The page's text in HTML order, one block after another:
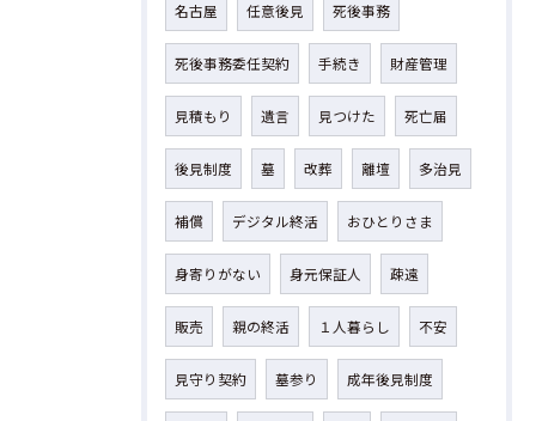
名古屋 任意後見 死後事務
死後事務委任契約 手続き 財産管理
見積もり 遺言 見つけた 死亡届
後見制度 墓 改葬 離壇 多治見
補償 デジタル終活 おひとりさま
身寄りがない 身元保証人 疎遠
販売 親の終活 １人暮らし 不安
見守り契約 墓参り 成年後見制度